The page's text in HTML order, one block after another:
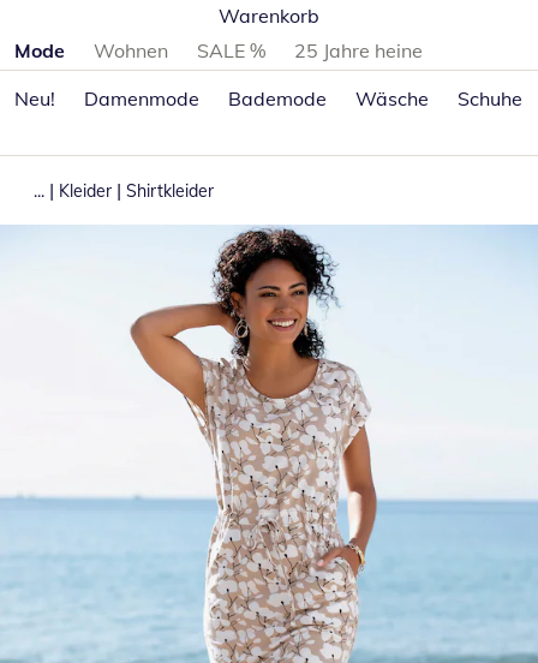
Warenkorb
Produktkategorien überspringen
Mode Wohnen SALE %
25 Jahre heine
Neu!
Damenmode Bademode Wäsche Schuhe
... | Kleider | Shirtkleider